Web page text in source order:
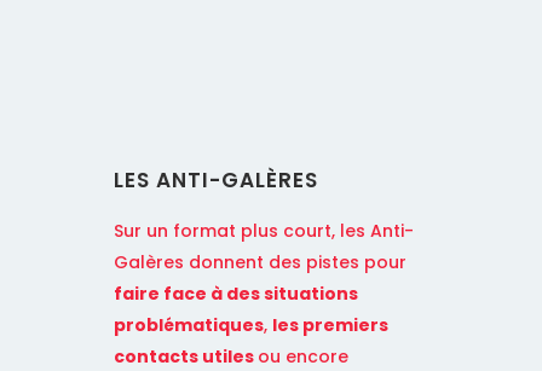
LES ANTI-GALÈRES
Sur un format plus court, les Anti-
Galères donnent des pistes pour
faire face à des situations
problématiques, les premiers
contacts utiles ou encore